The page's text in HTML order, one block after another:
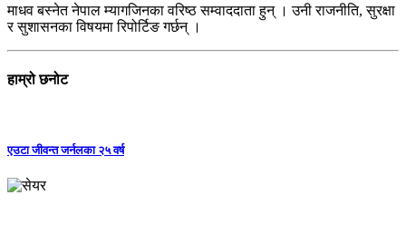
माधव बस्‍नेत नेपाल म्यागजिनका वरिष्ठ सम्वाददाता हुन् । उनी राजनीति, सुरक्षा
र सुशासनका विषयमा रिपोर्टिङ गर्छन् ।
हाम्रो छनोट
एउटा जीवन्त जर्नलका २५ वर्ष